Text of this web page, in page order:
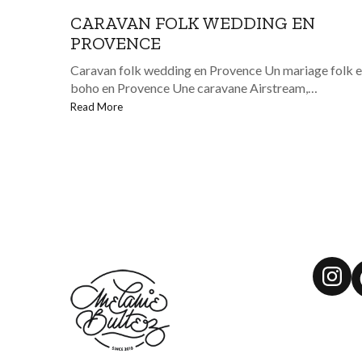
CARAVAN FOLK WEDDING EN
PROVENCE
Caravan folk wedding en Provence Un mariage folk
boho en Provence Une caravane Airstream,…
Read More